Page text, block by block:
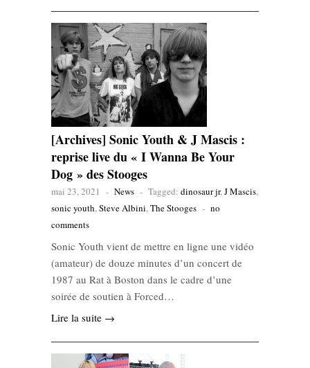
[Archives] Sonic Youth & J Mascis :
reprise live du « I Wanna Be Your
Dog » des Stooges
mai 23, 2021 - News - Tagged: dinosaur jr,J Mascis,
sonic youth,Steve Albini,The Stooges - no
comments
Sonic Youth vient de mettre en ligne une vidéo
(amateur) de douze minutes d’un concert de
1987 au Rat à Boston dans le cadre d’une
soirée de soutien à Forced…
Lire la suite →